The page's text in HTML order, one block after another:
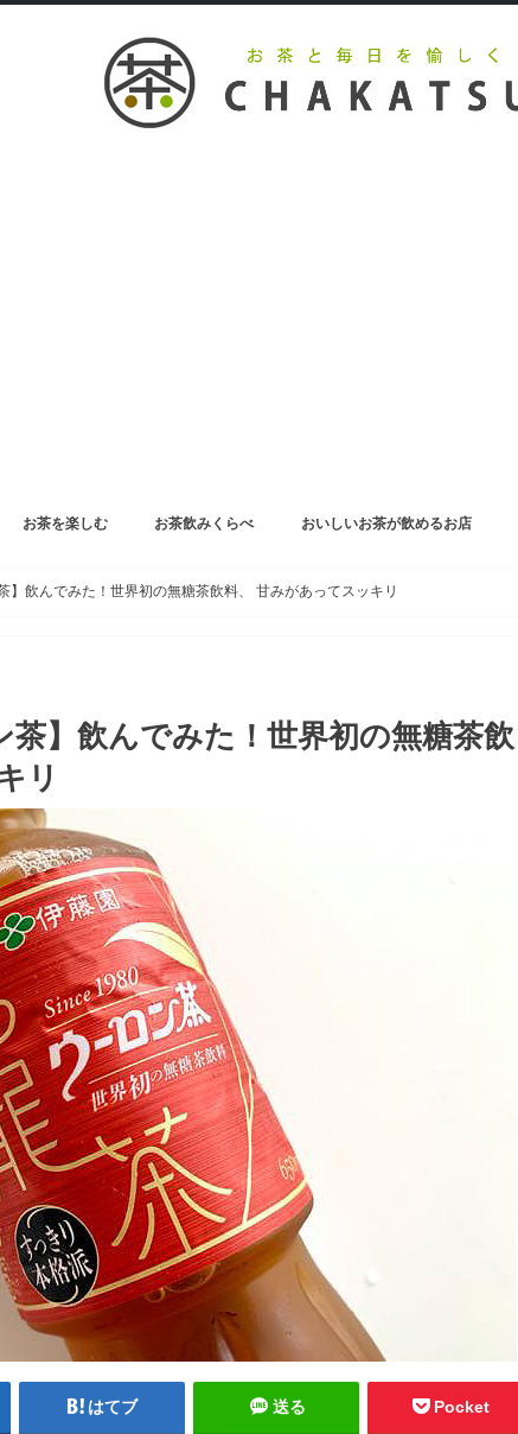
お茶を楽しむ お茶飲みくらべ おいしいお茶が飲めるお店
】飲んでみた！世界初の無糖茶飲料、 甘みがあってスッキリ
茶】飲んでみた！世界初の無糖茶飲
リ
はてブ 送る Pocket